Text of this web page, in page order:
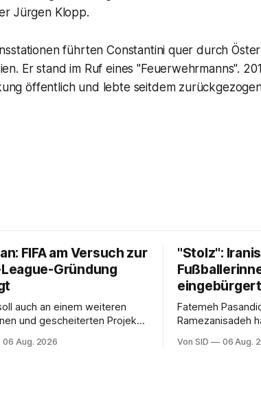
Jürgen Klopp.
führten Constantini quer durch
Er stand im Ruf eines "Feuerwehrmanns".
öffentlich und lebte seitdem
FIFA am Versuch zur
Gründung
auch an einem weiteren
und gescheiterten Projekt
06 Aug. 2026
"Stolz":
eingebürgert
Fatemeh
Ramezanisadeh
sangen sie die
Von SID 06 Aug.